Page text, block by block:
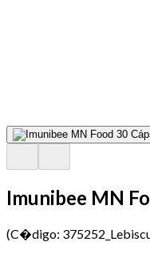
Imunibee MN
(C�digo: